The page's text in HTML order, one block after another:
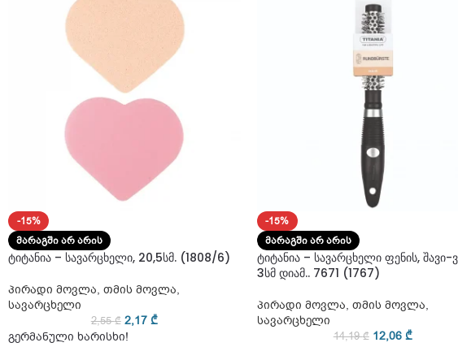
-15%
ᲛᲐᲠᲐᲒᲨᲘ ᲐᲠ ᲐᲠᲘᲡ
ტიტანია – სავარცხელი, 20,5სმ. (1808/6)
პირადი მოვლა, თმის მოვლა,
სავარცხელი
2,55₾ 2,17 ₾
გერმანული ხარისხი!
-15%
ᲛᲐᲠᲐᲒᲨᲘ ᲐᲠ ᲐᲠᲘᲡ
ტიტანია – სავარცხელი ფენის, შავი-
3სმ დიამ.. 7671 (1767)
პირადი მოვლა, თმის მოვლა,
სავარცხელი
14,19₾ 12,06 ₾